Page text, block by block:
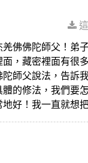
佛佛陀師父！弟
，藏密裡面有很
師父說法，告訴
的修法，我們要
好！我一直就想